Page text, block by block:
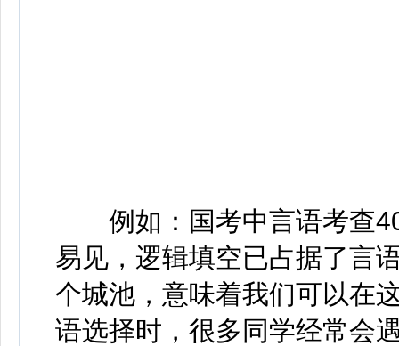
例如：国考中言语考查40
易见，逻辑填空已占据了言
个城池，意味着我们可以在
语选择时，很多同学经常会